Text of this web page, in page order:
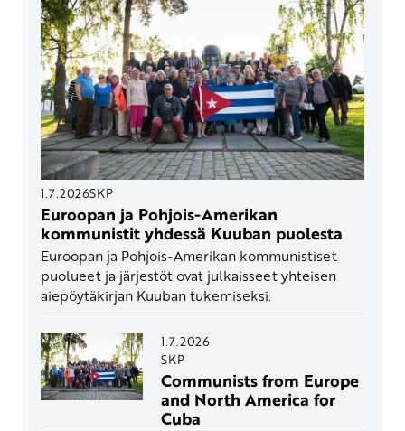
1.7.2026SKP
Euroopan ja Pohjois-Amerikan
kommunistit yhdessä Kuuban puolesta
Euroopan ja Pohjois-Amerikan kommunistiset
puolueet ja järjestöt ovat julkaisseet yhteisen
aiepöytäkirjan Kuuban tukemiseksi.
1.7.2026
SKP
Communists from Europe
and North America for
Cuba